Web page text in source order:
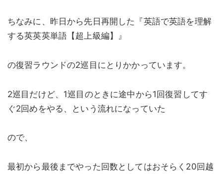
ちなみに、昨日から先日再開した『英語で英語を理解
する英英英単語【超上級編】』
の復習ラウンドの2巡目にとりかかっています。
2巡目だけど、1巡目のときに途中から1回復習してす
ぐ2回めをやる、という流れになっていた
ので、
最初から最後までやった回数としてはおそらく20回越